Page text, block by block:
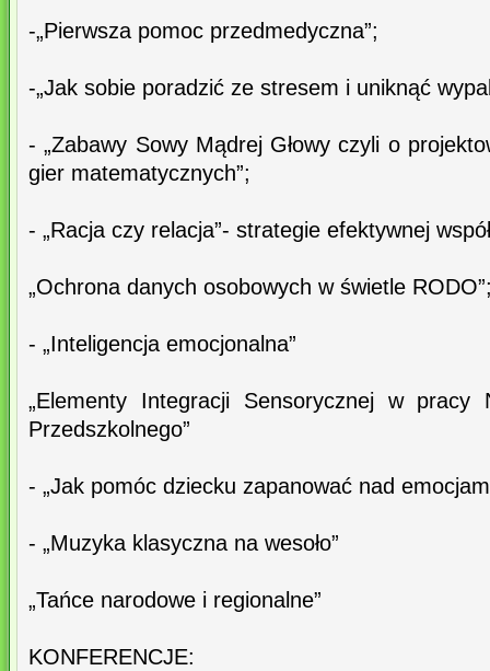
-„Pierwsza pomoc przedmedyczna”;
-„Jak sobie poradzić ze stresem i uniknąć
- „Zabawy Sowy Mądrej Głowy czyli o
gier matematycznych”;
- „Racja czy relacja”- strategie efektywnej
„Ochrona danych osobowych w świetle
- „Inteligencja emocjonalna”
„Elementy Integracji Sensorycznej w pracy
Przedszkolnego”
- „Jak pomóc dziecku zapanować nad
- „Muzyka klasyczna na wesoło”
„Tańce narodowe i regionalne”
KONFERENCJE: